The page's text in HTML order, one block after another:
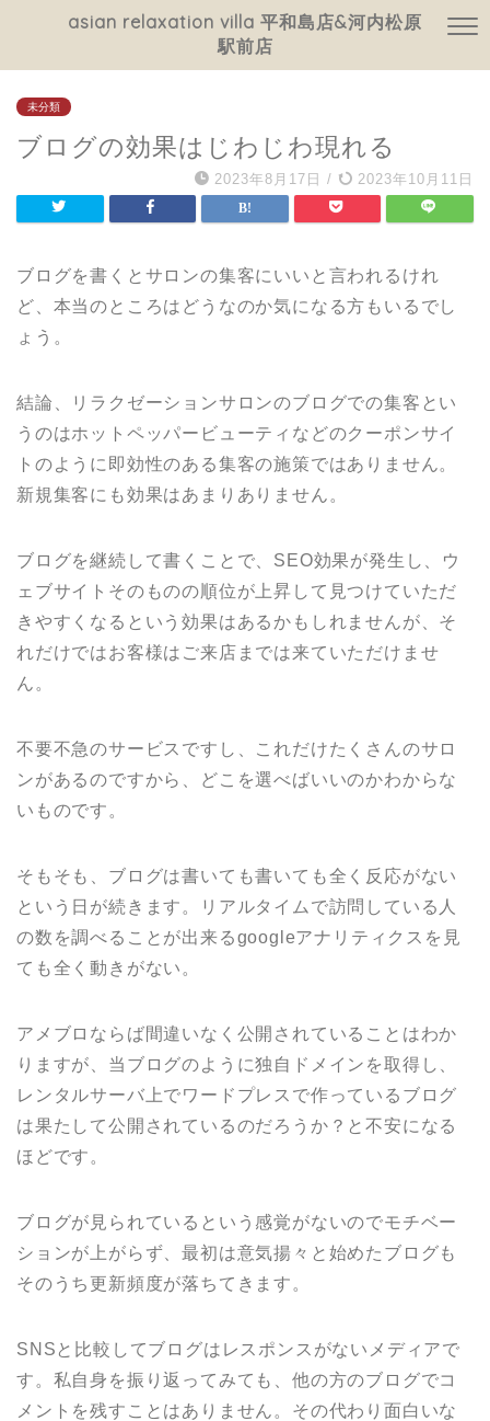
asian relaxation villa 平和島店&河内松原
駅前店
未分類
ブログの効果はじわじわ現れる
2023年8月17日 / 2023年10月11日
ブログを書くとサロンの集客にいいと言われるけれ
ど、本当のところはどうなのか気になる方もいるでし
ょう。
結論、リラクゼーションサロンのブログでの集客とい
うのはホットペッパービューティなどのクーポンサイ
トのように即効性のある集客の施策ではありません。
新規集客にも効果はあまりありません。
ブログを継続して書くことで、SEO効果が発生し、ウ
ェブサイトそのものの順位が上昇して見つけていただ
きやすくなるという効果はあるかもしれませんが、そ
れだけではお客様はご来店までは来ていただけませ
ん。
不要不急のサービスですし、これだけたくさんのサロ
ンがあるのですから、どこを選べばいいのかわからな
いものです。
そもそも、ブログは書いても書いても全く反応がない
という日が続きます。リアルタイムで訪問している人
の数を調べることが出来るgoogleアナリティクスを見
ても全く動きがない。
アメブロならば間違いなく公開されていることはわか
りますが、当ブログのように独自ドメインを取得し、
レンタルサーバ上でワードプレスで作っているブログ
は果たして公開されているのだろうか？と不安になる
ほどです。
ブログが見られているという感覚がないのでモチベー
ションが上がらず、最初は意気揚々と始めたブログも
そのうち更新頻度が落ちてきます。
SNSと比較してブログはレスポンスがないメディアで
す。私自身を振り返ってみても、他の方のブログでコ
メントを残すことはありません。その代わり面白いな